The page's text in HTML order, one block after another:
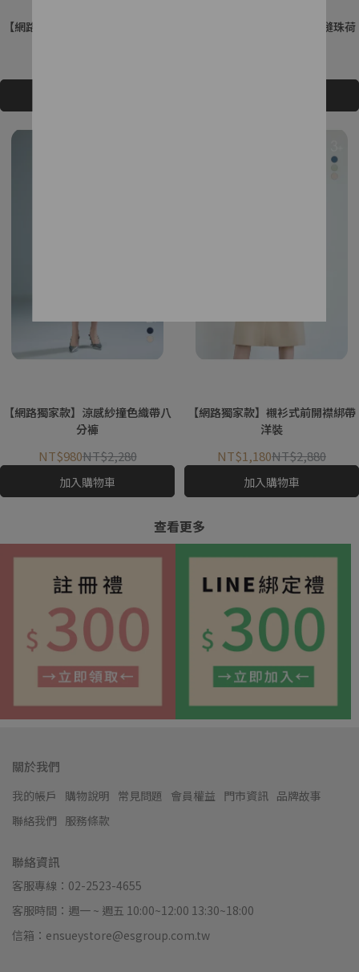
【網路獨家款】落肩休閒正反兩穿
【網路獨家款】異素材拼接縫珠荷
【網路獨家款】涼感紗撞色織帶八
分褲
NT$980NT$2,280
加入購物車
【網路獨家款】襯衫式前開襟綁帶
洋裝
NT$1,180NT$2,880
加入購物車
查看更多
關於我們
我的帳戶 購物說明 常見問題 會員權益 門市資訊 品牌故事
聯絡我們 服務條款
聯絡資訊
客服專線：02-2523-4655
客服時間：週一 ~ 週五 10:00~12:00 13:30~18:00
信箱：ensueystore@esgroup.com.tw